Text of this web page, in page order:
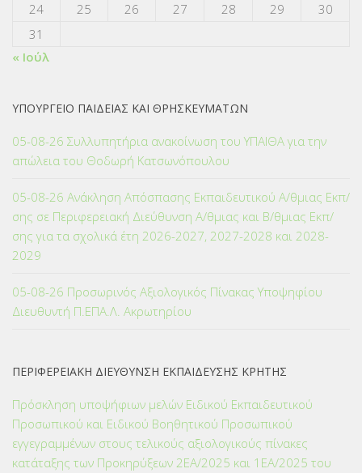
24
25 26 27 28 29
30
31
« Ιούλ
ΥΠΟΥΡΓΕΙΟ ΠΑΙΔΕΙΑΣ ΚΑΙ ΘΡΗΣΚΕΥΜΑΤΩΝ
05-08-26 Συλλυπητήρια ανακοίνωση του ΥΠΑΙΘΑ για την
απώλεια του Θοδωρή Κατσωνόπουλου
05-08-26 Ανάκληση Απόσπασης Εκπαιδευτικού Α/θμιας Εκπ/
σης σε Περιφερειακή Διεύθυνση Α/θμιας και Β/θμιας Εκπ/
σης για τα σχολικά έτη 2026-2027, 2027-2028 και 2028-
2029
05-08-26 Προσωρινός Αξιολογικός Πίνακας Υποψηφίου
Διευθυντή Π.ΕΠΑ.Λ. Ακρωτηρίου
ΠΕΡΙΦΕΡΕΙΑΚΗ ΔΙΕΥΘΥΝΣΗ ΕΚΠΑΙΔΕΥΣΗΣ ΚΡΗΤΗΣ
Πρόσκληση υποψήφιων μελών Ειδικού Εκπαιδευτικού
Προσωπικού και Ειδικού Βοηθητικού Προσωπικού
εγγεγραμμένων στους τελικούς αξιολογικούς πίνακες
κατάταξης των Προκηρύξεων 2ΕΑ/2025 και 1ΕΑ/2025 του